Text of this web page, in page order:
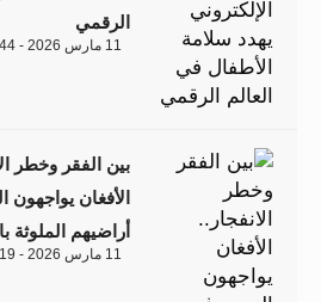
الرقمي
11 مارس 2026 - 13:44
بين الفقر وخطر
الأفغان
أراضيهم الملوثة
11 مارس 2026 - 11:19